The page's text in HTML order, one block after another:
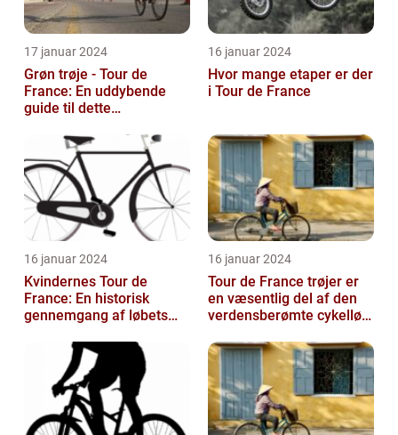
17 januar 2024
Grøn trøje - Tour de
France: En uddybende
guide til dette
pointkonkurrence
16 januar 2024
Hvor mange etaper er der
i Tour de France
16 januar 2024
Kvindernes Tour de
France: En historisk
gennemgang af løbets
16 januar 2024
Tour de France trøjer er
en væsentlig del af den
verdensberømte cykelløb,